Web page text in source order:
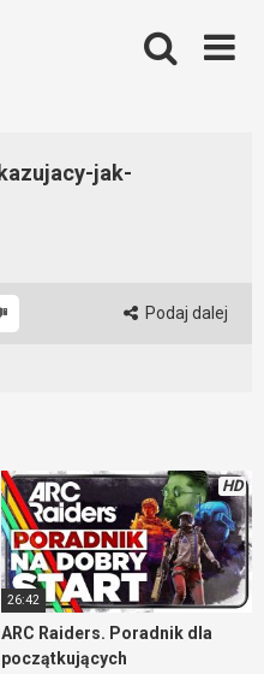
jak-
Podaj dalej
HD
26:42
ARC Raiders. Poradnik dla
początkujących